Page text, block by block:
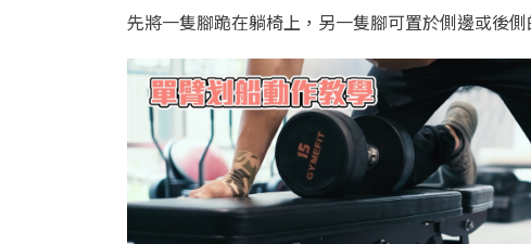
先將一隻腳跪在躺椅上，另一隻腳可置於側邊或後